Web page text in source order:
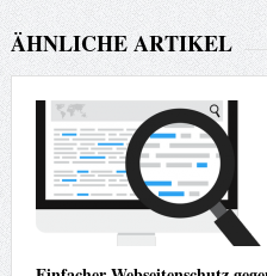
ÄHNLICHE ARTIKEL